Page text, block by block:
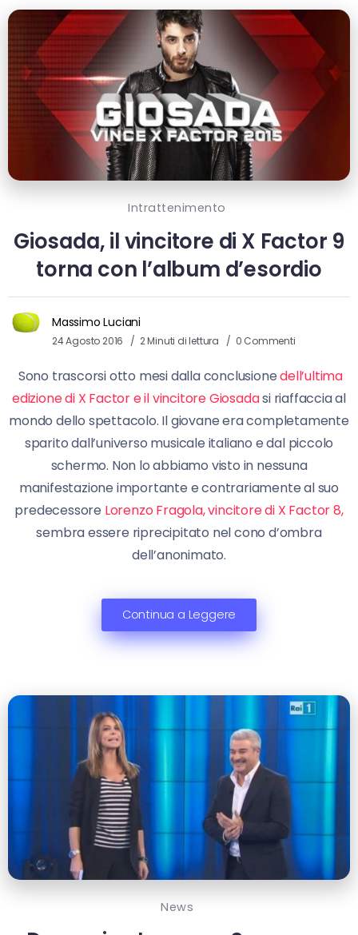
Intrattenimento
Giosada, il vincitore di X Factor 9
torna con l’album d’esordio
Massimo Luciani
24 Agosto 2016 2 Minuti di lettura 0 Commenti
Sono trascorsi otto mesi dalla conclusionedell’ultima
edizione di X Factor e il vincitore Giosadasi riaffaccia al
mondo dello spettacolo. Il giovane era completamente
sparito dall’universo musicale italiano e dal piccolo
schermo. Non lo abbiamo visto in nessuna
manifestazione importante e contrariamente al suo
predecessore Lorenzo Fragola, vincitore di X Factor 8,
sembra essere riprecipitato nel cono d’ombra
dell’anonimato.
Continua a Leggere
News